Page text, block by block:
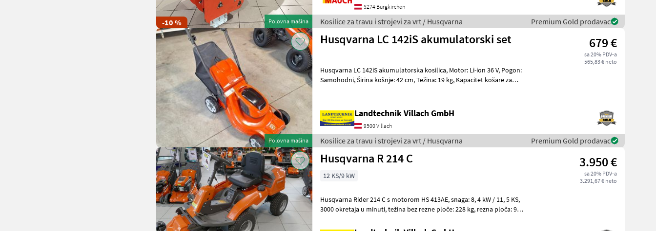
-10 % Polovna mašina
5274 Burgkirchen
Kosilice za travu i strojevi za vrt / Husqvarna Premium Gold prodavac
Polovna mašina
Husqvarna LC 142iS akumulatorski set 679 €
sa 20% PDV-a
565,83 € neto
Husqvarna LC 142iS akumulatorska kosilica, Motor: Li-ion 36 V, Pogon:
Samohodni, Širina košnje: 42 cm, Težina: 19 kg, Kapacitet košare za
Landtechnik Villach GmbH
9500 Villach
Kosilice za travu i strojevi za vrt / Husqvarna Premium Gold prodavac
Husqvarna R 214 C 3.950 €
sa 20% PDV-a
3.291,67 € neto
12 KS/9 kW
Husqvarna Rider 214 C s motorom HS 413AE, snaga: 8, 4 kW / 11, 5 KS,
3000 okretaja u minuti, težina bez rezne ploče: 228 kg, rezna ploča: 94